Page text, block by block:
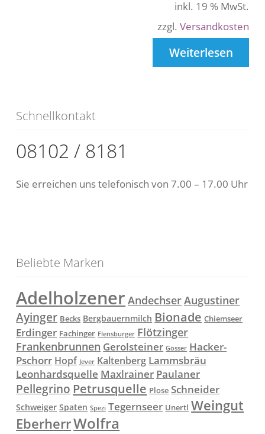
inkl. 19 % MwSt.
zzgl. Versandkosten
Weiterlesen
Schnellkontakt
08102 / 8181
Sie erreichen uns telefonisch von 7.00 – 17.00 Uhr
Beliebte Marken
Adelholzener AndechserAugustiner
Ayinger Becks Bergbauernmilch Bionade Chiemseer
Erdinger Fachinger Flensburger Flötzinger
Frankenbrunnen Gerolsteiner Gösser Hacker-
Pschorr Hopf Jever Kaltenberg Lammsbräu
Leonhardsquelle Maxlrainer Paulaner
Pellegrino Petrusquelle Plose Schneider
Schweiger Spaten Spezi Tegernseer Unertl Weingut
EberherrWolfra